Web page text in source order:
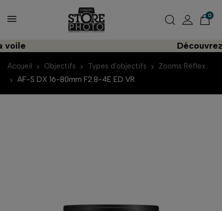
0
Découvrez
Accueil Objectifs Types d'objectifs
Zooms Réflex
AF-S DX 16-80mm F2.8-4E ED VR